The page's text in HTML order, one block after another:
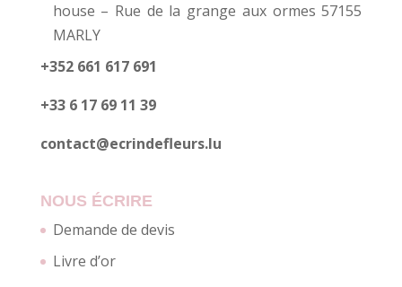
house – Rue de la grange aux ormes 57155
MARLY
+352 661 617 691
+33 6 17 69 11 39
contact@ecrindefleurs.lu
NOUS ÉCRIRE
Demande de devis
Livre d’or